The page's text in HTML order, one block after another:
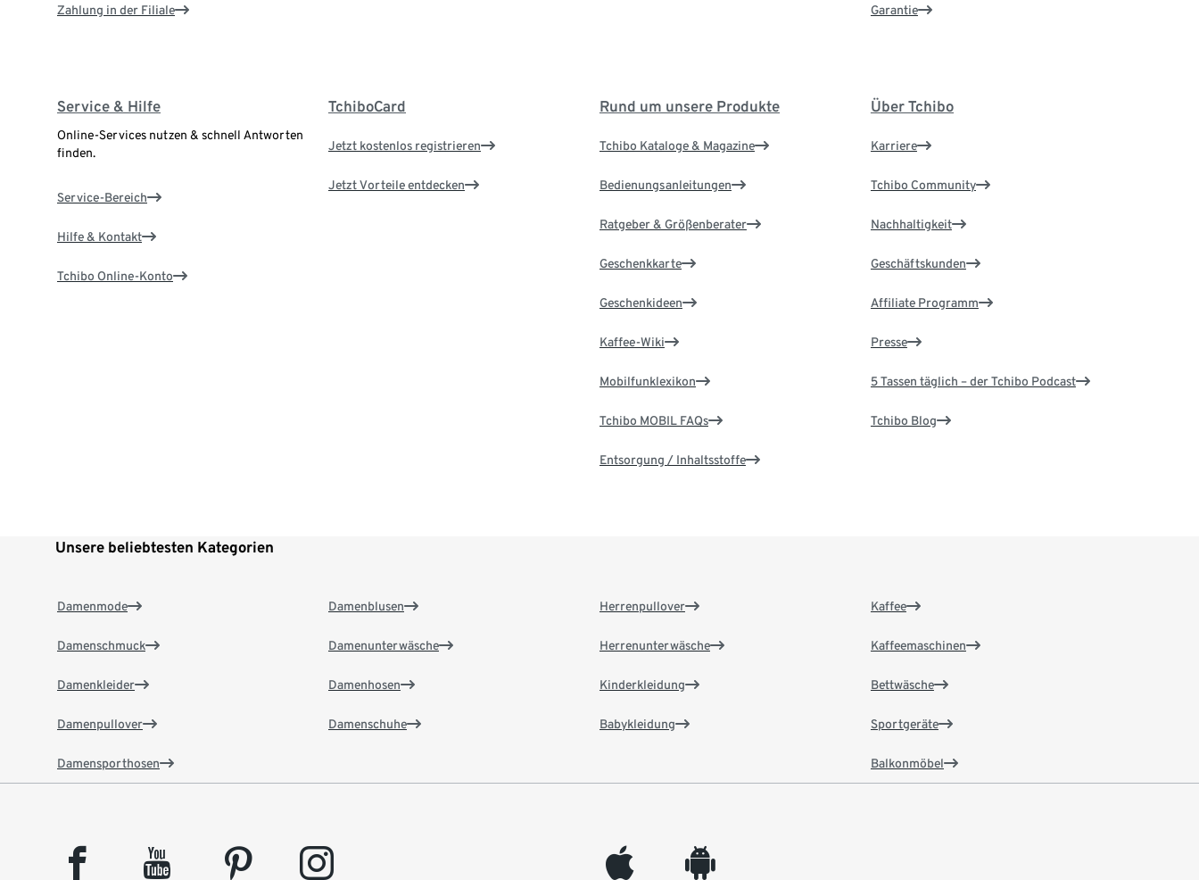
Zahlung in der Filiale Garantie
Service & Hilfe
Online-Services nutzen & schnell Antworten
finden.
Service-Bereich
Hilfe & Kontakt
Tchibo Online-Konto
TchiboCard
Jetzt kostenlos registrieren
Jetzt Vorteile entdecken
Rund um unsere Produkte
Tchibo Kataloge & Magazine
Bedienungsanleitungen
Ratgeber & Größenberater
Geschenkkarte
Geschenkideen
Kaffee-Wiki
Mobilfunklexikon
Tchibo MOBIL FAQs
Entsorgung / Inhaltsstoffe
Über Tchibo
Karriere
Tchibo Community
Nachhaltigkeit
Geschäftskunden
Affiliate Programm
Presse
5 Tassen täglich – der Tchibo Podcast
Tchibo Blog
Unsere beliebtesten Kategorien
Damenmode
Damenschmuck
Damenkleider
Damenpullover
Damensporthosen
Damenblusen
Damenunterwäsche
Damenhosen
Damenschuhe
Herrenpullover
Herrenunterwäsche
Kinderkleidung
Babykleidung
Kaffee
Kaffeemaschinen
Bettwäsche
Sportgeräte
Balkonmöbel
facebook youtube pinterest instagram appleinc android